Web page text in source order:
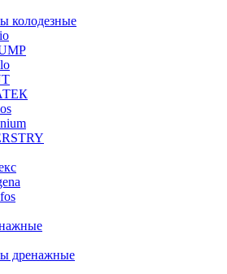
колодезные
дренажные